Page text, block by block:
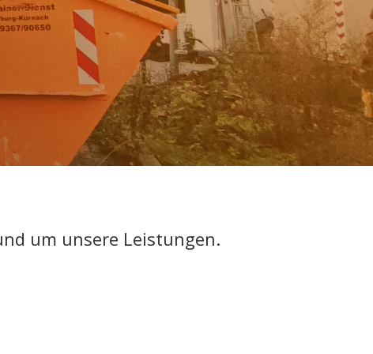
um unsere Leistungen.